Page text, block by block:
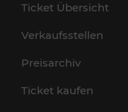
Ticket Übersicht
Verkaufsstellen
Preisarchiv
Ticket kaufen